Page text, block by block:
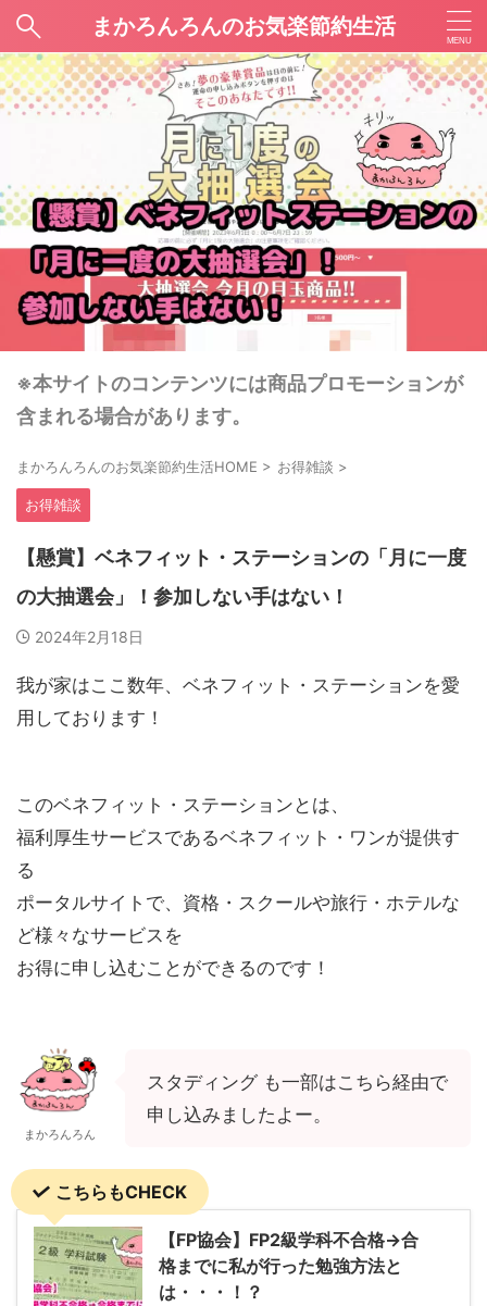
まかろんろんのお気楽節約生活
※本サイトのコンテンツには商品プロモーションが
含まれる場合があります。
まかろんろんのお気楽節約生活HOME > お得雑談 >
お得雑談
【懸賞】ベネフィット・ステーションの「月に一度
の大抽選会」！参加しない手はない！
2024年2月18日
我が家はここ数年、ベネフィット・ステーションを愛
用しております！
このベネフィット・ステーションとは、
福利厚生サービスであるベネフィット・ワンが提供す
る
ポータルサイトで、資格・スクールや旅行・ホテルな
ど様々なサービスを
お得に申し込むことができるのです！
まかろんろん
スタディング も一部はこちら経由で
申し込みましたよー。
こちらもCHECK
【FP協会】FP2級学科不合格→合
格までに私が行った勉強方法と
は・・・！？